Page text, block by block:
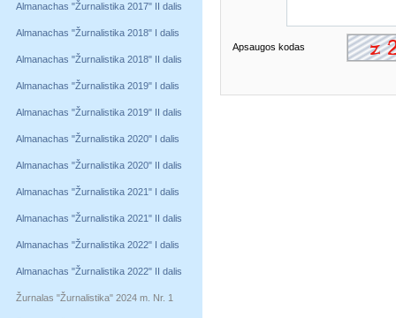
Almanachas "Žurnalistika 2017" II dalis
Almanachas "Žurnalistika 2018" I dalis
Almanachas "Žurnalistika 2018" II dalis
Almanachas "Žurnalistika 2019" I dalis
Almanachas "Žurnalistika 2019" II dalis
Almanachas "Žurnalistika 2020" I dalis
Almanachas "Žurnalistika 2020" II dalis
Almanachas "Žurnalistika 2021" I dalis
Almanachas "Žurnalistika 2021" II dalis
Almanachas "Žurnalistika 2022" I dalis
Almanachas "Žurnalistika 2022" II dalis
Žurnalas "Žurnalistika" 2024 m. Nr. 1
Apsaugos kodas